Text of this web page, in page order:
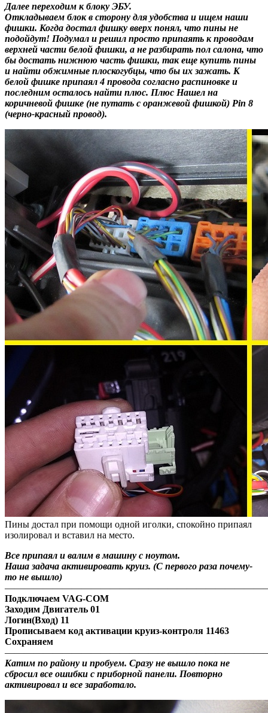
Далее переходим к блоку ЭБУ.
Откладываем блок в сторону для удобства и ищем наши
фишки. Когда достал фишку вверх понял, что пины не
подойдут! Подумал и решил просто припаять к проводам
верхней части белой фишки, а не разбирать пол салона, что
бы достать нижнюю часть фишки, так еще купить пины
и найти обжимные плоскогубцы, что бы их зажать. К
белой фишке припаял 4 провода согласно распиновке и
последним осталось найти плюс. Плюс Нашел на
коричневой фишке (не путать с оранжевой фишкой) Pin 8
(черно-красный провод).
Пины достал при помощи одной иголки, спокойно припаял
изолировал и вставил на место.
Все припаял и валим в машину с ноутом.
Наша задача активировать круиз. (С первого раза почему-
то не вышло)
Подключаем VAG-COM
Заходим Двигатель 01
Логин(Вход) 11
Прописываем код активации круиз-контроля 11463
Сохраняем
Катим по району и пробуем. Сразу не вышло пока не
сбросил все ошибки с приборной панели. Повторно
активировал и все заработало.